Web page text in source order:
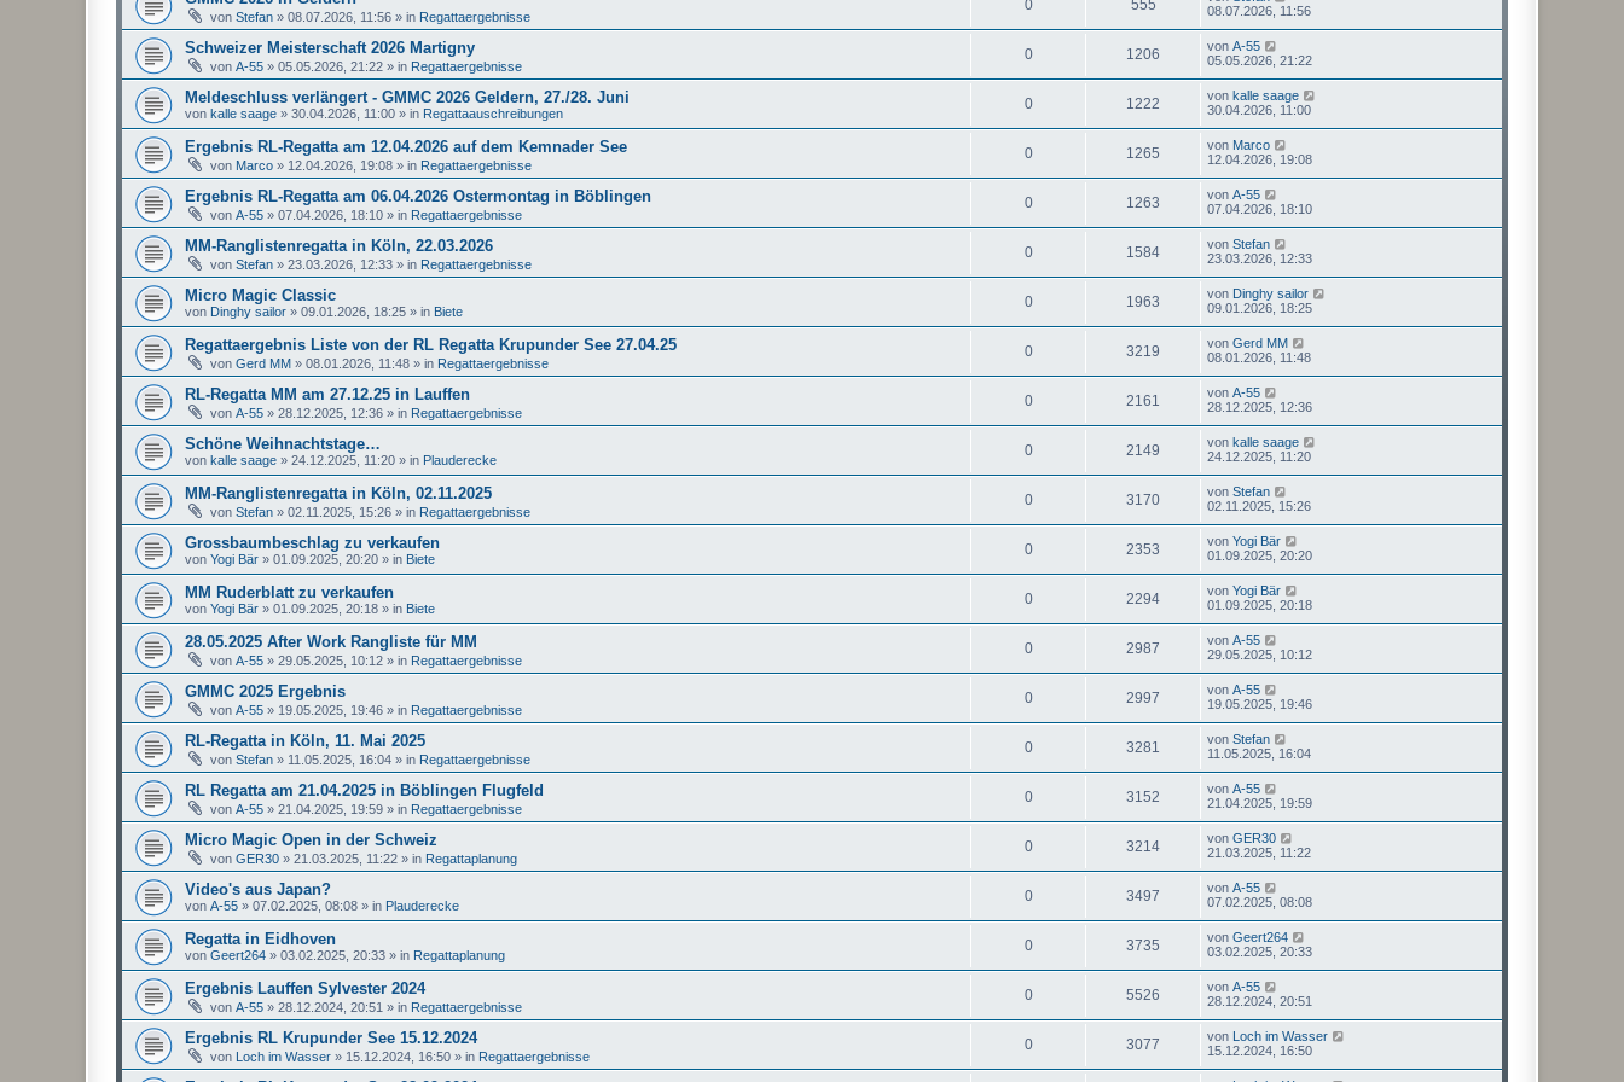
von Stefan » 08.07.2026, 11:56 » in Regattaergebnisse
0 555
08.07.2026, 11:56
Schweizer Meisterschaft 2026 Martigny
von A-55 » 05.05.2026, 21:22 » in Regattaergebnisse
0 1206 von A-55
05.05.2026, 21:22
Meldeschluss verlängert - GMMC 2026 Geldern, 27./28. Juni
von kalle saage » 30.04.2026, 11:00 » in Regattaauschreibungen
0 1222 von kalle saage
30.04.2026, 11:00
Ergebnis RL-Regatta am 12.04.2026 auf dem Kemnader See
von Marco » 12.04.2026, 19:08 » in Regattaergebnisse
0 1265 von Marco
12.04.2026, 19:08
Ergebnis RL-Regatta am 06.04.2026 Ostermontag in Böblingen
von A-55 » 07.04.2026, 18:10 » in Regattaergebnisse
0 1263 von A-55
07.04.2026, 18:10
MM-Ranglistenregatta in Köln, 22.03.2026
von Stefan » 23.03.2026, 12:33 » in Regattaergebnisse
0 1584 von Stefan
23.03.2026, 12:33
Micro Magic Classic
von Dinghy sailor » 09.01.2026, 18:25 » in Biete
0 1963 von Dinghy sailor
09.01.2026, 18:25
Regattaergebnis Liste von der RL Regatta Krupunder See 27.04.25
von Gerd MM » 08.01.2026, 11:48 » in Regattaergebnisse
0 3219 von Gerd MM
08.01.2026, 11:48
RL-Regatta MM am 27.12.25 in Lauffen
von A-55 » 28.12.2025, 12:36 » in Regattaergebnisse
0 2161 von A-55
28.12.2025, 12:36
Schöne Weihnachtstage…
von kalle saage » 24.12.2025, 11:20 » in Plauderecke
0 2149 von kalle saage
24.12.2025, 11:20
MM-Ranglistenregatta in Köln, 02.11.2025
von Stefan » 02.11.2025, 15:26 » in Regattaergebnisse
0 3170 von Stefan
02.11.2025, 15:26
Grossbaumbeschlag zu verkaufen
von Yogi Bär » 01.09.2025, 20:20 » in Biete
0 2353 von Yogi Bär
01.09.2025, 20:20
MM Ruderblatt zu verkaufen
von Yogi Bär » 01.09.2025, 20:18 » in Biete
0 2294 von Yogi Bär
01.09.2025, 20:18
28.05.2025 After Work Rangliste für MM
von A-55 » 29.05.2025, 10:12 » in Regattaergebnisse
0 2987 von A-55
29.05.2025, 10:12
GMMC 2025 Ergebnis
von A-55 » 19.05.2025, 19:46 » in Regattaergebnisse
0 2997 von A-55
19.05.2025, 19:46
RL-Regatta in Köln, 11. Mai 2025
von Stefan » 11.05.2025, 16:04 » in Regattaergebnisse
0 3281 von Stefan
11.05.2025, 16:04
RL Regatta am 21.04.2025 in Böblingen Flugfeld
von A-55 » 21.04.2025, 19:59 » in Regattaergebnisse
0 3152 von A-55
21.04.2025, 19:59
Micro Magic Open in der Schweiz
von GER30 » 21.03.2025, 11:22 » in Regattaplanung
0 3214 von GER30
21.03.2025, 11:22
Video's aus Japan?
von A-55 » 07.02.2025, 08:08 » in Plauderecke
0 3497 von A-55
07.02.2025, 08:08
Regatta in Eidhoven
von Geert264 » 03.02.2025, 20:33 » in Regattaplanung
0 3735 von Geert264
03.02.2025, 20:33
Ergebnis Lauffen Sylvester 2024
von A-55 » 28.12.2024, 20:51 » in Regattaergebnisse
0 5526 von A-55
28.12.2024, 20:51
Ergebnis RL Krupunder See 15.12.2024
von Loch im Wasser » 15.12.2024, 16:50 » in Regattaergebnisse
0 3077 von Loch im Wasser
15.12.2024, 16:50